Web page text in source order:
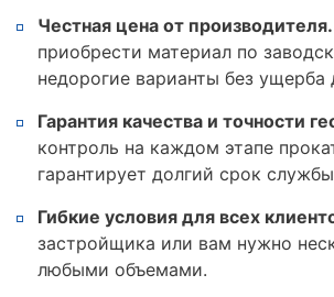
Честная цена от производителя.
приобрести материал по
недорогие варианты без ущерба
Гарантия качества и точности
контроль на каждом этапе
гарантирует долгий срок
Гибкие условия для всех
застройщика или вам нужно
любыми объемами.